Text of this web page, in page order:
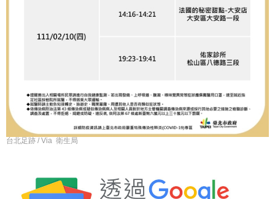
台北足跡 / Via 衛生局